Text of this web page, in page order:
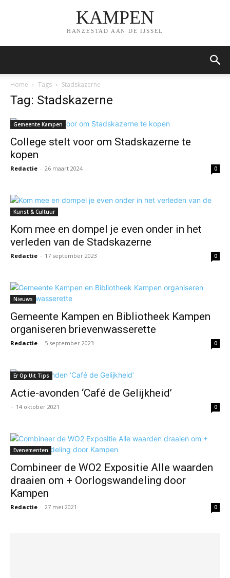
KAMPEN
HANZESTAD AAN DE IJSSEL
Home Tags Stadskazerne
Tag: Stadskazerne
Gemeente Kampen
College stelt voor om Stadskazerne te
kopen
Redactie - 26 maart 2024 0
Kunst & Cultuur
Kom mee en dompel je even onder in het
verleden van de Stadskazerne
Redactie - 17 september 2023 0
Nieuws
Gemeente Kampen en Bibliotheek Kampen
organiseren brievenwasserette
Redactie - 5 september 2023 0
Er Op Uit Tips
Actie-avonden ‘Café de Gelijkheid’
- 14 oktober 2021 0
Evenementen
Combineer de WO2 Expositie Alle waarden
draaien om + Oorlogswandeling door
Kampen
Redactie - 27 mei 2021 0